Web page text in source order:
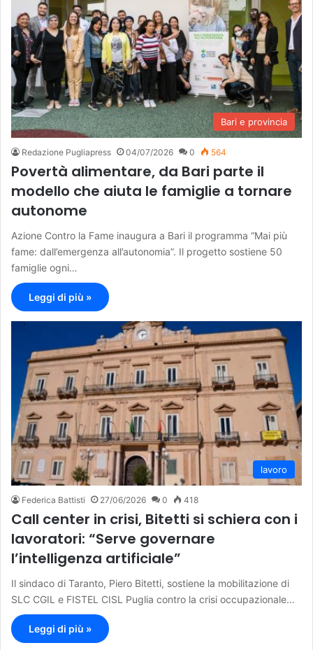
Bari e provincia
Redazione Pugliapress 04/07/2026 0 564
Povertà alimentare, da Bari parte il
modello che aiuta le famiglie a tornare
autonome
Azione Contro la Fame inaugura a Bari il programma “Mai più
fame: dall’emergenza all’autonomia”. Il progetto sostiene 50
famiglie ogni…
Leggi di più »
lavoro
Federica Battisti 27/06/2026 0 418
Call center in crisi, Bitetti si schiera con i
lavoratori: “Serve governare
l’intelligenza artificiale”
Il sindaco di Taranto, Piero Bitetti, sostiene la mobilitazione di
SLC CGIL e FISTEL CISL Puglia contro la crisi occupazionale…
Leggi di più »